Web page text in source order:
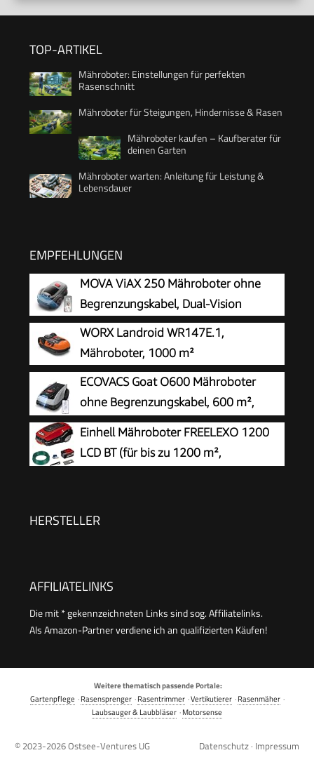
TOP-ARTIKEL
Mähroboter: Einstellungen für perfekten
Rasenschnitt
Mähroboter für Steigungen, Hindernisse & Rasen
Mähroboter kaufen – Kaufberater für
deinen Garten
Mähroboter warten: Anleitung für Leistung &
Lebensdauer
EMPFEHLUNGEN
MOVA ViAX 250 Mähroboter ohne
Begrenzungskabel, Dual-Vision
WORX Landroid WR147E.1,
Mähroboter, 1000 m²
ECOVACS Goat O600 Mähroboter
ohne Begrenzungskabel, 600 m²,
RTK+Vision-Navigation,
Rasenmähroboter, KI-Hindernisvermeidung, App
Steuerung, passiert 0,7 m schmale Stellen
Einhell Mähroboter FREELEXO 1200
LCD BT (für bis zu 1200 m²,
Akku und Installationszubehör)
HERSTELLER
AFFILIATELINKS
Die mit * gekennzeichneten Links sind sog. Affiliatelinks.
Als Amazon-Partner verdiene ich an qualifizierten Käufen!
Weitere thematisch passende Portale:
Gartenpflege ·Rasensprenger·Rasentrimmer·Vertikutierer·Rasenmäher·
Laubsauger & Laubbläser ·Motorsense
© 2023-2026Ostsee-Ventures UG Datenschutz · Impressum